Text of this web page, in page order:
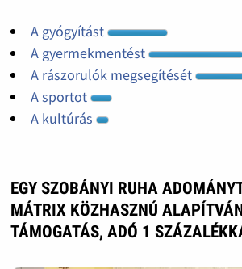
A gyógyítást
A gyermekmentést
A rászorulók megsegítését
A sportot
A kultúrás
EGY SZOBÁNYI RUHA
MÁTRIX KÖZHASZNÚ
TÁMOGATÁS, ADÓ 1